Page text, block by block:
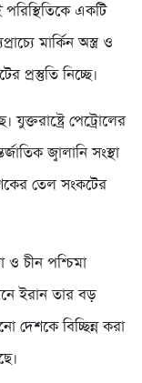
একটি
মার্কিন অস্ত্র ও
প্রস্তুতি নিচ্ছে।
পেট্রোলের
জ্বালানি সংস্থা
তেল সংকটের
চীন পশ্চিমা
ইরান তার বড়
বিচ্ছিন্ন করা